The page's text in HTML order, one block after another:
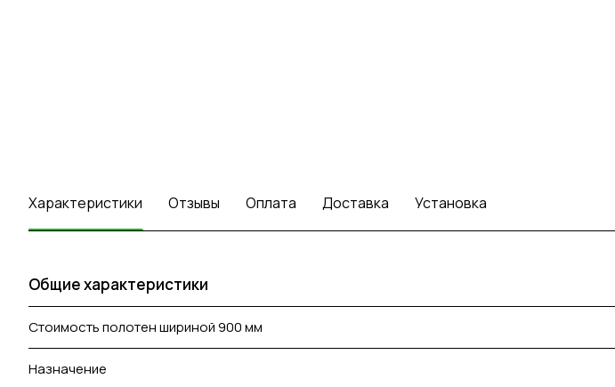
Характеристики Отзывы Оплата Доставка Установка
Общие характеристики
Стоимость полотен шириной 900 мм
Назначение